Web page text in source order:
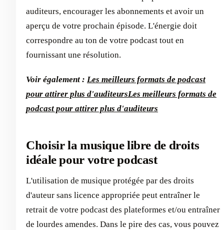
auditeurs, encourager les abonnements et avoir un
aperçu de votre prochain épisode. L'énergie doit
correspondre au ton de votre podcast tout en
fournissant une résolution.
Voir également : Les meilleurs formats de podcast
pour attirer plus d'auditeursLes meilleurs formats de
podcast pour attirer plus d'auditeurs
Choisir la musique libre de droits
idéale pour votre podcast
L'utilisation de musique protégée par des droits
d'auteur sans licence appropriée peut entraîner le
retrait de votre podcast des plateformes et/ou entraîner
de lourdes amendes. Dans le pire des cas, vous pouvez